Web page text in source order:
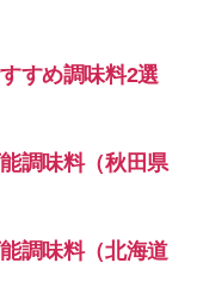
すめ調味料2選
調味料（秋田県
調味料（北海道